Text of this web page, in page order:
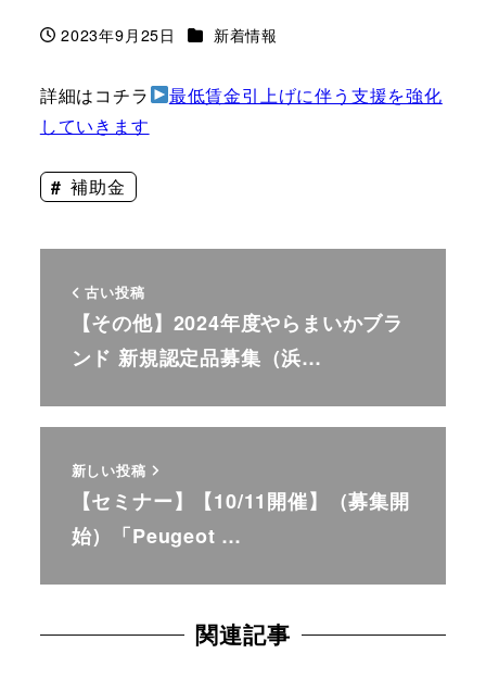
投稿日
2023年9月25日 カテゴリー
新着情報
詳細はコチラ
最低賃金引上げに伴う支援を強化
していきます
補助金
古い投稿
【その他】2024年度やらまいかブラ
ンド 新規認定品募集（浜…
新しい投稿
【セミナー】【10/11開催】（募集開
始）「Peugeot …
関連記事